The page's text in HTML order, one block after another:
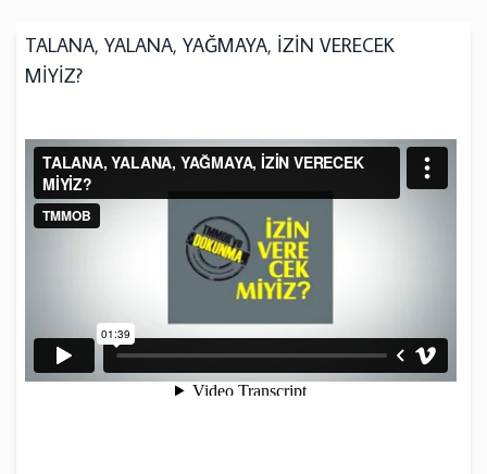
TALANA, YALANA, YAĞMAYA, İZİN VERECEK
MİYİZ?